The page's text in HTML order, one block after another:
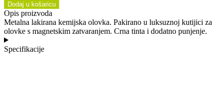
Dodaj u košaricu
Opis proizvoda
Metalna lakirana kemijska olovka. Pakirano u luksuznoj kutijici za
olovke s magnetskim zatvaranjem. Crna tinta i dodatno punjenje.
Specifikacije